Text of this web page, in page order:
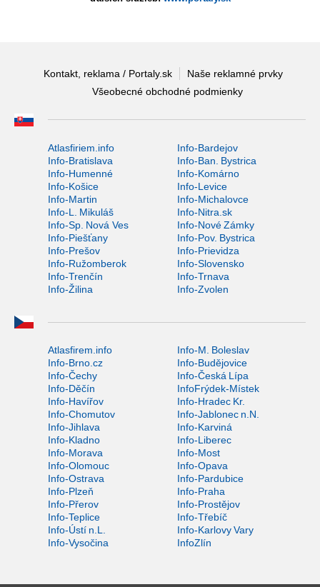
Kontakt, reklama / Portaly.sk
Naše reklamné prvky
Všeobecné obchodné podmienky
Atlasfiriem.info
Info-Bardejov
Info-Bratislava
Info-Ban. Bystrica
Info-Humenné
Info-Komárno
Info-Košice
Info-Levice
Info-Martin
Info-Michalovce
Info-L. Mikuláš
Info-Nitra.sk
Info-Sp. Nová Ves
Info-Nové Zámky
Info-Piešťany
Info-Pov. Bystrica
Info-Prešov
Info-Prievidza
Info-Ružomberok
Info-Slovensko
Info-Trenčín
Info-Trnava
Info-Žilina
Info-Zvolen
Atlasfirem.info
Info-M. Boleslav
Info-Brno.cz
Info-Budějovice
Info-Čechy
Info-Česká Lípa
Info-Děčín
InfoFrýdek-Místek
Info-Havířov
Info-Hradec Kr.
Info-Chomutov
Info-Jablonec n.N.
Info-Jihlava
Info-Karviná
Info-Kladno
Info-Liberec
Info-Morava
Info-Most
Info-Olomouc
Info-Opava
Info-Ostrava
Info-Pardubice
Info-Plzeň
Info-Praha
Info-Přerov
Info-Prostějov
Info-Teplice
Info-Třebíč
Info-Ústí n.L.
Info-Karlovy Vary
Info-Vysočina
InfoZlín